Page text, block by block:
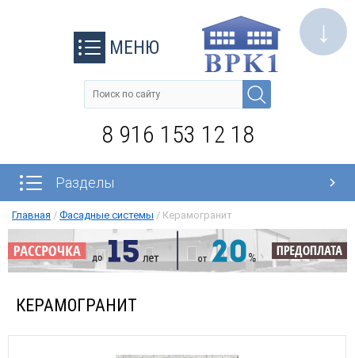
↓
МЕНЮ
8 916 153 12 18
Разделы
Главная / Фасадные системы / Керамогранит
КЕРАМОГРАНИТ